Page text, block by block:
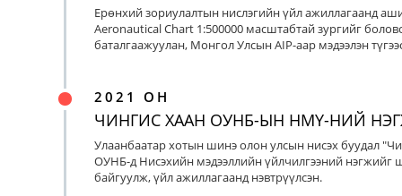
Ерөнхий зориулалтын нислэгийн үйл ажиллагаанд
Aeronautical Chart 1:500000 масштабтай зургийг
баталгаажуулан, Монгол Улсын AIP-аар мэдээлэн
2021 ОН
ЧИНГИС ХААН ОУНБ-ЫН НМҮ-НИЙ
Улаанбаатар хотын шинэ олон улсын нисэх буудал
ОУНБ-д Нисэхийн мэдээллийн үйлчилгээний нэгжийг
байгуулж, үйл ажиллагаанд нэвтрүүлсэн.